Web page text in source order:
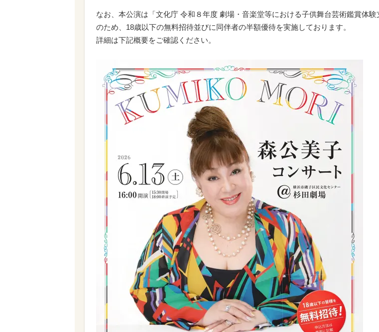
なお、本公演は「文化庁 令和８年度 劇場・音楽堂等における子供舞台芸術鑑賞体験
のため、18歳以下の無料招待並びに同伴者の半額優待を実施しております。
詳細は下記概要をご確認ください。